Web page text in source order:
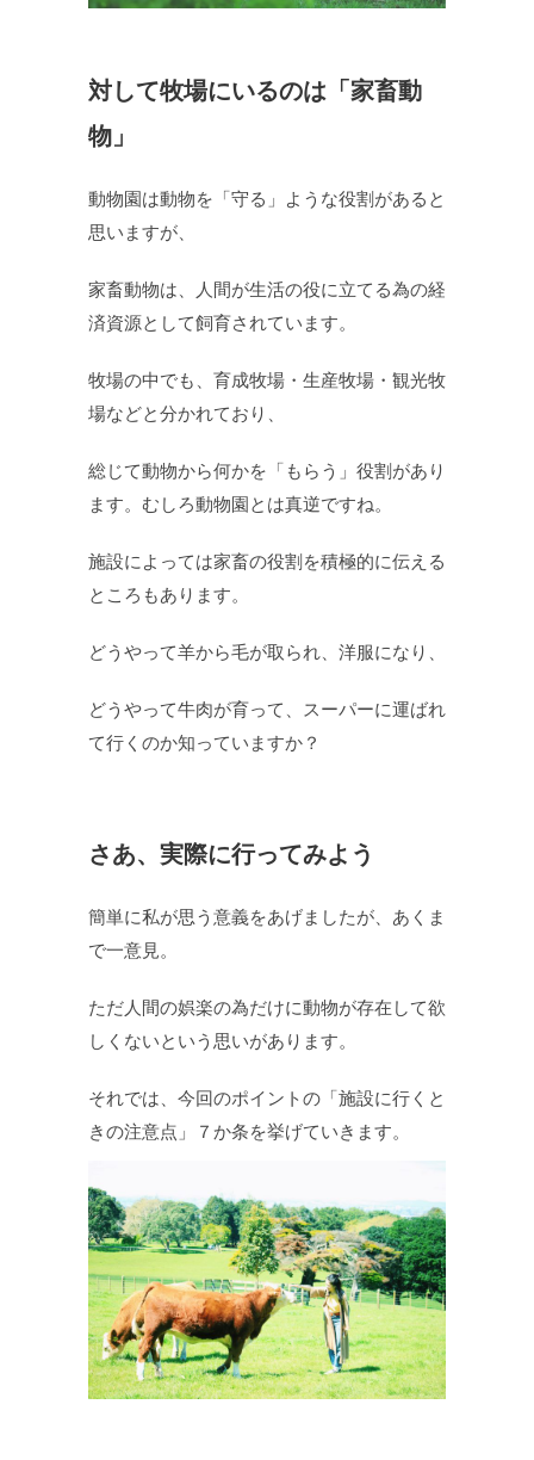
対して牧場にいるのは「家畜動
物」
動物園は動物を「守る」ような役割があると
思いますが、
家畜動物は、人間が生活の役に立てる為の経
済資源として飼育されています。
牧場の中でも、育成牧場・生産牧場・観光牧
場などと分かれており、
総じて動物から何かを「もらう」役割があり
ます。むしろ動物園とは真逆ですね。
施設によっては家畜の役割を積極的に伝える
ところもあります。
どうやって羊から毛が取られ、洋服になり、
どうやって牛肉が育って、スーパーに運ばれ
て行くのか知っていますか？
さあ、実際に行ってみよう
簡単に私が思う意義をあげましたが、あくま
で一意見。
ただ人間の娯楽の為だけに動物が存在して欲
しくないという思いがあります。
それでは、今回のポイントの「施設に行くと
きの注意点」７か条を挙げていきます。